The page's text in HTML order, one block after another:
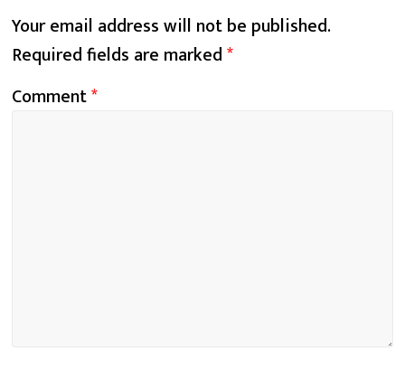
Your email address will not be published.
Required fields are marked*
Comment*